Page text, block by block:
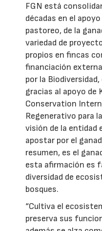
FGN está
décadas en el
pastoreo, de la
variedad de
propios en fincas
financiación
por la
gracias al apoyo de
Conservation
Regenerativo para
visión de la entidad
apostar por el
resumen, es el
esta afirmación es
diversidad de
bosques.
“Cultiva el
preserva sus